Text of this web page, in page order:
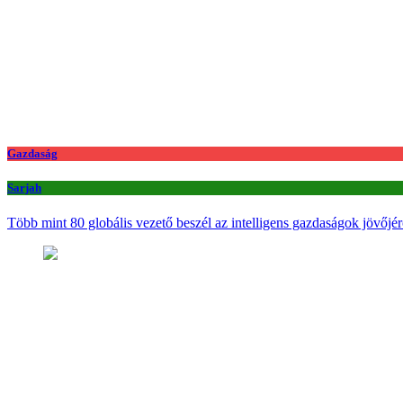
Gazdaság
Sarjah
Több mint 80 globális vezető beszél az intelligens gazdaságok